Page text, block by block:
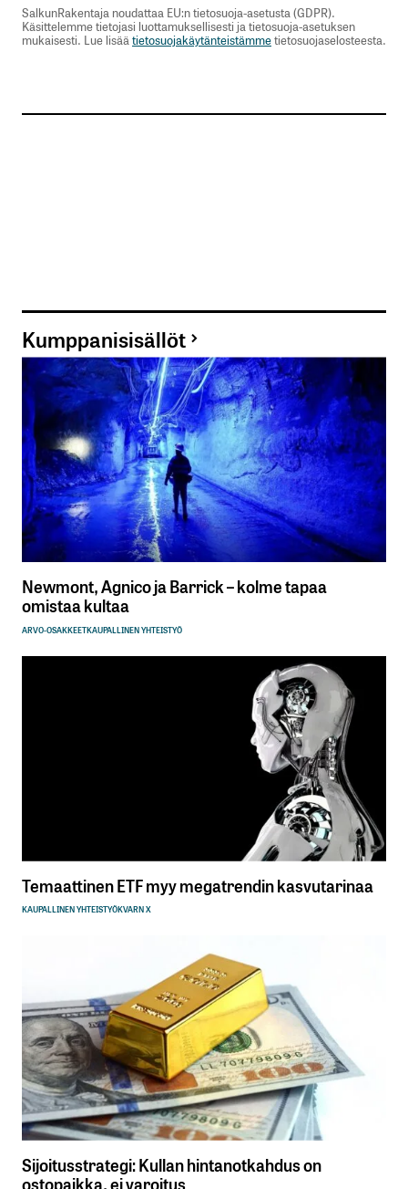
SalkunRakentaja noudattaa EU:n tietosuoja-asetusta (GDPR).
Käsittelemme tietojasi luottamuksellisesti ja tietosuoja-asetuksen
mukaisesti. Lue lisäätietosuojakäytänteistämmetietosuojaselosteesta.
Kumppanisisällöt
Newmont, Agnico ja Barrick – kolme tapaa
omistaa kultaa
ARVO-OSAKKEETKAUPALLINEN YHTEISTYÖ
Temaattinen ETF myy megatrendin kasvutarinaa
KAUPALLINEN YHTEISTYÖKVARN X
Sijoitusstrategi: Kullan hintanotkahdus on
ostopaikka, ei varoitus